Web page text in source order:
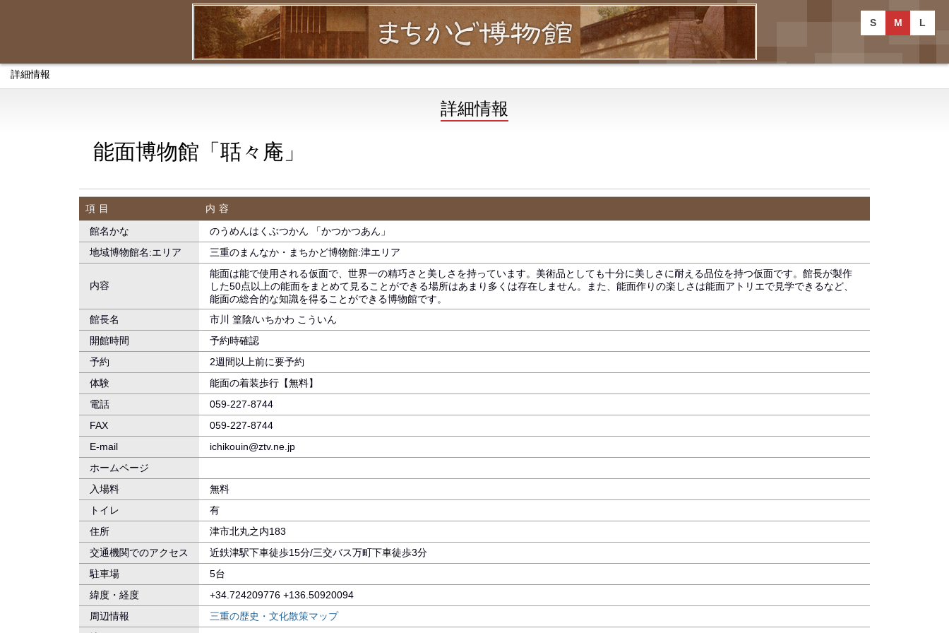
S M L
詳細情報
詳細情報
能面博物館「聒々庵」
項目
内容
館名かな
のうめんはくぶつかん 「かつかつあん」
地域博物館名:エリア
三重のまんなか・まちかど博物館:津エリア
内容
能面は能で使用される仮面で、世界一の精巧さと美しさを持っています。美術品としても十分に美しさに耐える品位を持つ仮面です。館長が製作
した50点以上の能面をまとめて見ることができる場所はあまり多くは存在しません。また、能面作りの楽しさは能面アトリエで見学できるなど、
能面の総合的な知識を得ることができる博物館です。
館長名
市川 篁陰/いちかわ こういん
開館時間
予約時確認
予約
2週間以上前に要予約
体験
能面の着装歩行【無料】
電話
059-227-8744
FAX
059-227-8744
E-mail
ichikouin@ztv.ne.jp
ホームページ
入場料
無料
トイレ
有
住所
津市北丸之内183
交通機関でのアクセス
近鉄津駅下車徒歩15分/三交バス万町下車徒歩3分
駐車場
5台
緯度・経度
+34.724209776 +136.50920094
周辺情報
三重の歴史・文化散策マップ